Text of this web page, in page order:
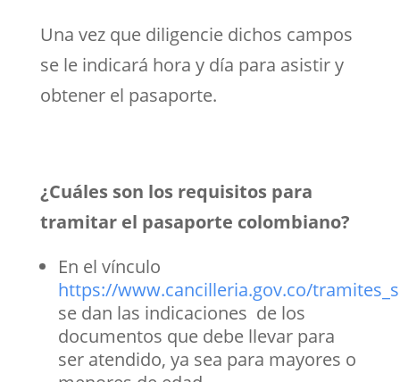
Una vez que diligencie dichos campos
se le indicará hora y día para asistir y
obtener el pasaporte.
¿Cuáles son los requisitos para
tramitar el pasaporte colombiano?
En el vínculo
https://www.cancilleria.gov.co/
se dan las indicaciones de los
documentos que debe llevar para
ser atendido, ya sea para mayores o